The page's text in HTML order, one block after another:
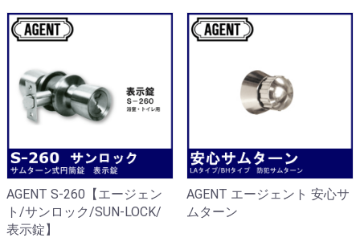
AGENT S-260【エージェン
ト/サンロック/SUN-LOCK/
表示錠】
AGENT エージェント 安心サ
ムターン